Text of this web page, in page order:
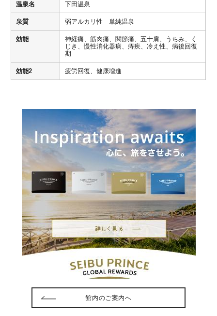
温泉名 下田温泉
泉質 弱アルカリ性 単純温泉
効能
神経痛、筋肉痛、関節痛、五十肩、うちみ、く
じき、慢性消化器病、痔疾、冷え性、病後回復
期
効能2 疲労回復、健康増進
館内のご案内へ